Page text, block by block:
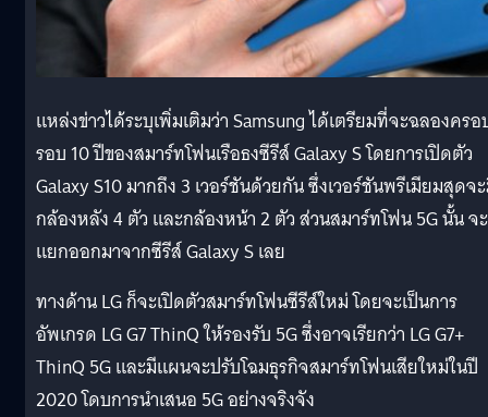
แหล่งข่าวได้ระบุเพิ่มเติมว่า Samsung ได้เตรียมที่จะฉลองคร
รอบ 10 ปีของสมาร์ทโฟนเรือธงซีรีส์ Galaxy S โดยการเปิดตัว
Galaxy S10 มากถึง 3 เวอร์ชันด้วยกัน ซึ่งเวอร์ชันพรีเมียมสุดจ
กล้องหลัง 4 ตัว และกล้องหน้า 2 ตัว ส่วนสมาร์ทโฟน 5G นั้น จะ
แยกออกมาจากซีรีส์ Galaxy S เลย
ทางด้าน LG ก็จะเปิดตัวสมาร์ทโฟนซีรีส์ใหม่ โดยจะเป็นการ
อัพเกรด LG G7 ThinQ ให้รองรับ 5G ซึ่งอาจเรียกว่า LG G7+
ThinQ 5G และมีแผนจะปรับโฉมธุรกิจสมาร์ทโฟนเสียใหม่ในปี
2020 โดบการนำเสนอ 5G อย่างจริงจัง